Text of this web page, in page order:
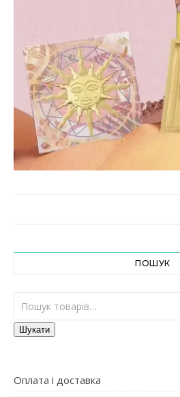
ПОШУК
Шукати
Оплата і доставка